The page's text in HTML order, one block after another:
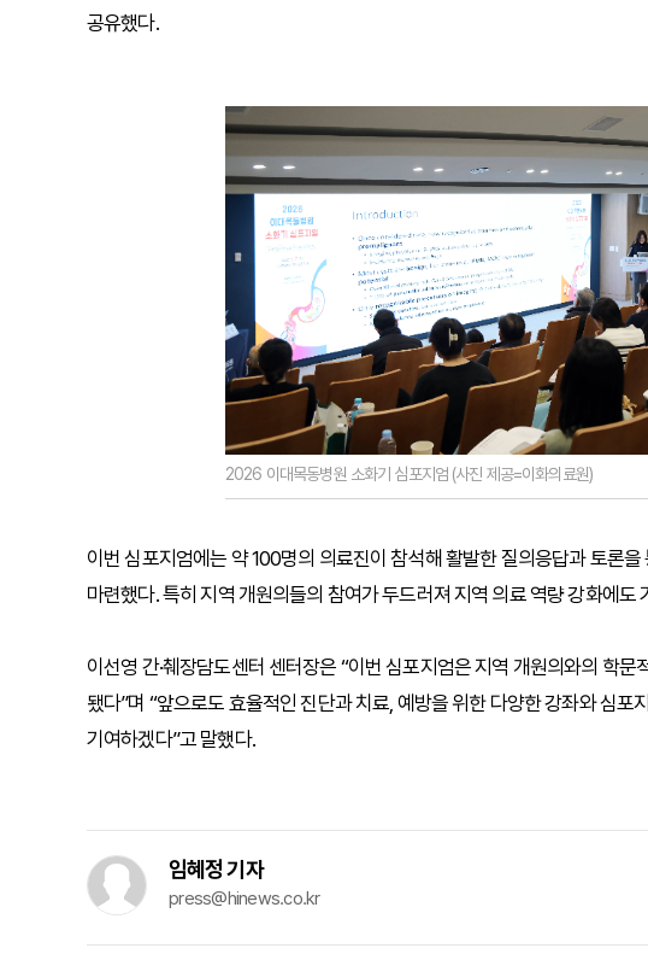
공유했다.
2026 이대목동병원 소화기 심포지엄 (사진 제공=이화의료원)
이번 심포지엄에는 약 100명의 의료진이 참석해 활발한 질의응답과 토론
마련했다. 특히 지역 개원의들의 참여가 두드러져 지역 의료 역량 강화에도
이선영 간·췌장담도센터 센터장은 “이번 심포지엄은 지역 개원의와의 학
됐다”며 “앞으로도 효율적인 진단과 치료, 예방을 위한 다양한 강좌와 심포
기여하겠다”고 말했다.
임혜정 기자
press@hinews.co.kr